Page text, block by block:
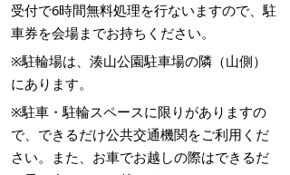
受付で6時間無料処理を行ないますので、駐
車券を会場までお持ちください。
※駐輪場は、湊山公園駐車場の隣（山側）
にあります。
※駐車・駐輪スペースに限りがありますの
で、できるだけ公共交通機関をご利用くだ
さい。また、お車でお越しの際はできるだ